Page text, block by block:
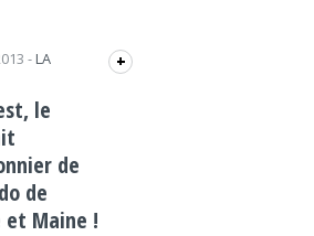
- LA
+
le
de
de
et Maine !